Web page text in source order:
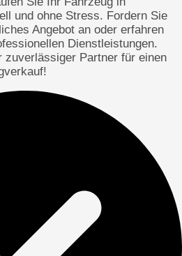
und ohne Stress. Fordern Sie
Angebot an oder erfahren
Dienstleistungen.
zuverlässiger Partner für einen